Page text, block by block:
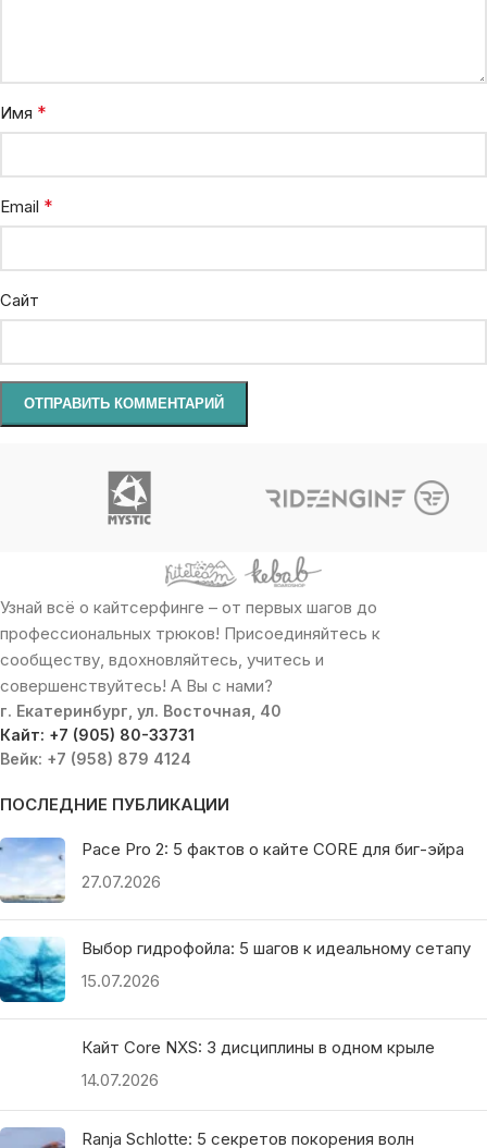
Имя *
Email *
Сайт
Узнай всё о кайтсерфинге – от первых шагов до
профессиональных трюков! Присоединяйтесь к
сообществу, вдохновляйтесь, учитесь и
совершенствуйтесь! А Вы с нами?
г. Екатеринбург, ул. Восточная, 40
Кайт: +7 (905) 80-33731
Вейк: +7 (958) 879 4124
ПОСЛЕДНИЕ ПУБЛИКАЦИИ
Pace Pro 2: 5 фактов о кайте CORE для биг-эйра
27.07.2026
Выбор гидрофойла: 5 шагов к идеальному сетапу
15.07.2026
Кайт Core NXS: 3 дисциплины в одном крыле
14.07.2026
Ranja Schlotte: 5 секретов покорения волн